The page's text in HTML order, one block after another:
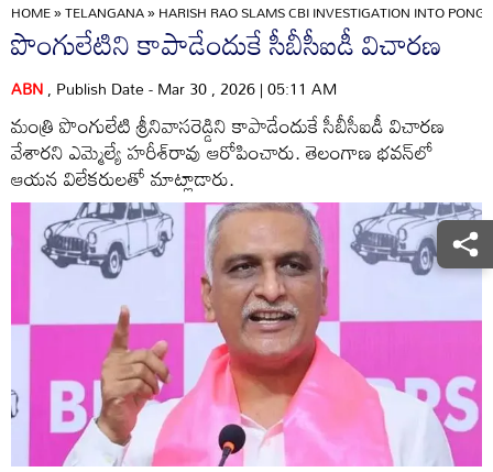
HOME»TELANGANA»HARISH RAO SLAMS CBI INVESTIGATION INTO
పొంగులేటిని కాపాడేందుకే సీబీసీఐడీ విచారణ
ABN, Publish Date - Mar 30 , 2026 | 05:11 AM
మంత్రి పొంగులేటి శ్రీనివాసరెడ్డిని కాపాడేందుకే సీబీసీఐడీ విచారణ
వేశారని ఎమ్మెల్యే హరీశ్‌రావు ఆరోపించారు. తెలంగాణ భవన్‌లో
ఆయన విలేకరులతో మాట్లాడారు.